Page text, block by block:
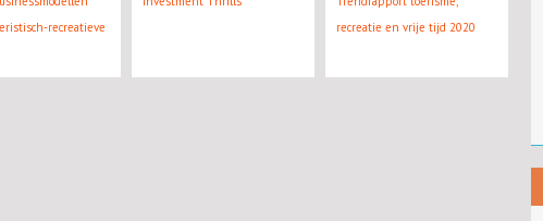
recreatieve
recreatie en vrije tijd 2020